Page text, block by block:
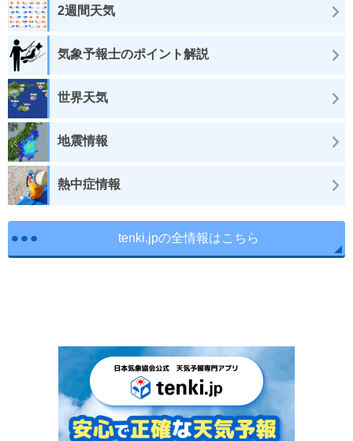
2週間天気
気象予報士のポイント解説
世界天気
地震情報
熱中症情報
tenki.jpの全情報はこちら